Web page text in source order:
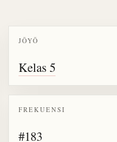
semua bacaan untuk kanji 際
JŌYŌ
Kelas 5
FREKUENSI
#183